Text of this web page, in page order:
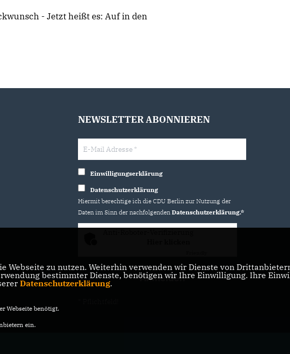
- Jetzt heißt es: Auf in den
NEWSLETTER ABONNIEREN
Einwilligungserklärung
Datenschutzerklärung
Hiermit berechtige ich die CDU Berlin zur Nutzung der
Daten im Sinn der nachfolgenden Datenschutzerklärung.*
Webseite zu nutzen. Weiterhin verwenden wir Dienste von
bestimmter Dienste, benötigen wir Ihre Einwilligung. Ihre
Datenschutzerklärung.
Webseite benötigt.
ein.